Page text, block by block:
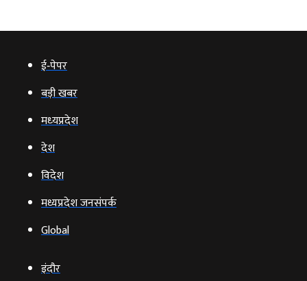
ई‑पेपर
बड़ी खबर
मध्‍यप्रदेश
देश
विदेश
मध्यप्रदेश जनसंपर्क
Global
इंदौर